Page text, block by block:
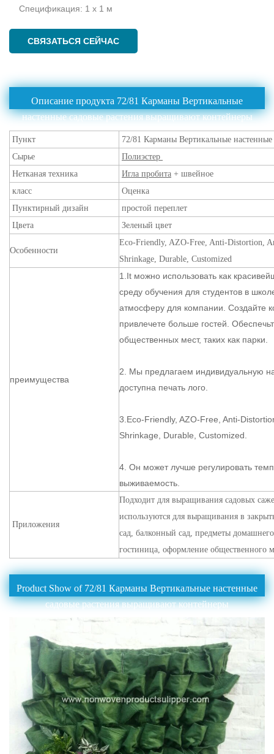
Спецификация: 1 x 1 м
СВЯЗАТЬСЯ СЕЙЧАС
Описание продукта 72/81 Карманы Вертикальные
настенные садовые растения выращивают контейнеры
Пункт
72/81 Карманы Вертикальные
Сырье
Полиэстер
Нетканая техника
Игла пробита + швейное
класс
Оценка
Пунктирный дизайн
простой переплет
Цвета
Зеленый цвет
Особенности
Eco-Friendly, AZO-Free, Anti-Distortion,
Shrinkage, Durable, Customized
преимущества
1.It можно использовать как
среду обучения для студентов в
атмосферу для компании. Создайте
привлечете больше гостей.
общественных мест, таких как парки.
2. Мы предлагаем индивидуальную
доступна печать лого.
3.Eco-Friendly, AZO-Free, Anti-
Shrinkage, Durable, Customized.
4. Он может лучше регулировать
выживаемость.
Приложения
Подходит для выращивания садовых
используются для выращивания в
сад, балконный сад, предметы
гостиница, оформление общественного
Product Show of 72/81 Карманы Вертикальные настенные
садовые растения выращивают контейнеры